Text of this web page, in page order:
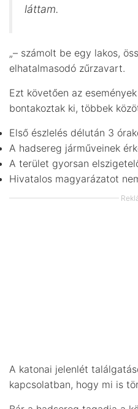
láttam.
„– számolt be egy lakos,
elhatalmasodó zűrzavart.
Ezt követően az
bontakoztak ki, többek
Első észlelés délután 3
A hadsereg járműveinek
A terület gyorsan
Hivatalos magyarázatot
A katonai jelenlét
kapcsolatban, hogy mi is